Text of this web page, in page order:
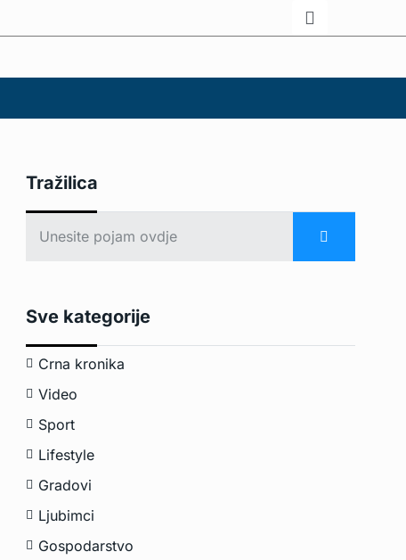
Tražilica
Sve kategorije
Crna kronika
Video
Sport
Lifestyle
Gradovi
Ljubimci
Gospodarstvo